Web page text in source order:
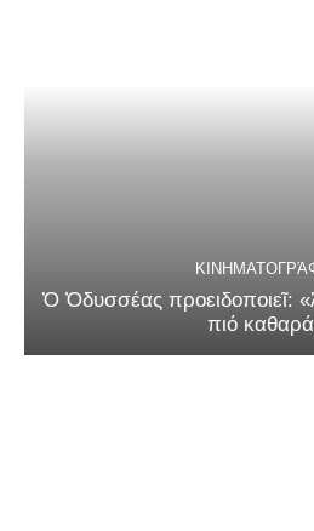
Ὁ Ὀδυσσέας προειδοποιεῖ:
πιό